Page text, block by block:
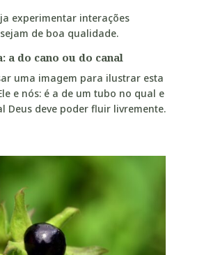
experimentar interações
de boa qualidade.
a do cano ou do canal
uma imagem para ilustrar esta
e nós: é a de um tubo no qual e
Deus deve poder fluir livremente.